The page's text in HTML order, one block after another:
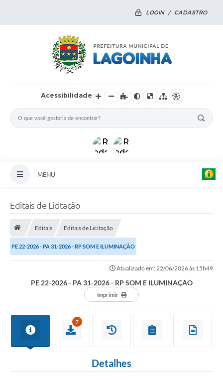
LOGIN / CADASTRO
Acessibilidade
MENU
Secretarias
Contato
Formulário elaboração LDO
FISCAL
Editais de Licitação
Editais Editais de Licitação
PE 22-2026 - PA 31-2026 - RP SOM E ILUMINAÇÃO
Atualizado em: 22/06/2026 às 15h49
PE 22-2026 - PA 31-2026 - RP SOM E ILUMINAÇÃO
Imprimir
7
Detalhes